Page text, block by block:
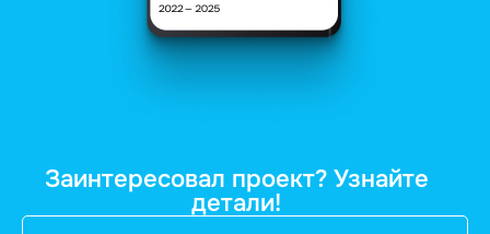
Заинтересовал проект? Узнайте
детали!